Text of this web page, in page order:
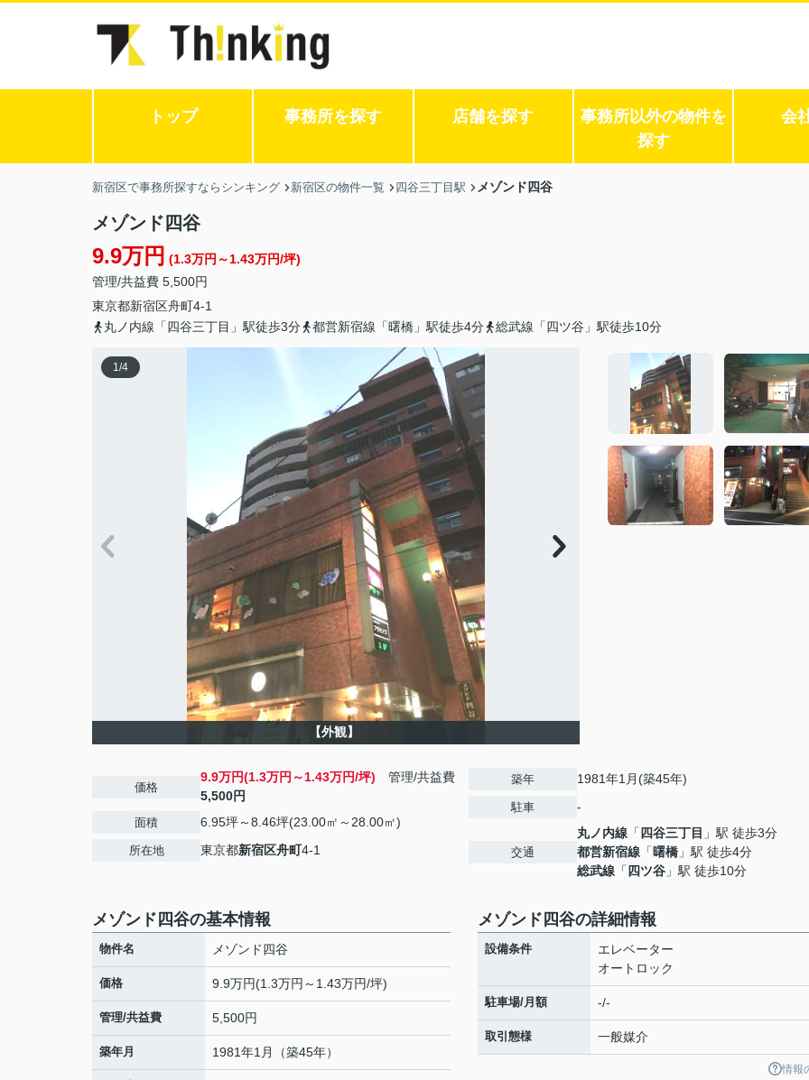
トップ 事務所を探す 店舗を探す
事務所以外の物件を
探す
会
新宿区で事務所探すならシンキング 新宿区の物件一覧 四谷三丁目駅 メゾンド四谷
メゾンド四谷
9.9万円 (1.3万円～1.43万円/坪)
管理/共益費 5,500円
東京都新宿区舟町4-1
丸ノ内線「四谷三丁目」駅徒歩3分
都営新宿線「曙橋」駅徒歩4分 総武線「四ツ谷」駅徒歩10分
1/4
【外観】
価格
9.9万円(1.3万円～1.43万円/坪) 管理/共益費
5,500円
面積 6.95坪～8.46坪(23.00㎡～28.00㎡)
所在地 東京都新宿区舟町4-1
築年 1981年1月(築45年)
駐車 -
交通
丸ノ内線 「 四谷三丁目 」駅 徒歩3分
都営新宿線 「曙橋 」駅 徒歩4分
総武線 「 四ツ谷 」駅 徒歩10分
メゾンド四谷の基本情報
物件名 メゾンド四谷
価格 9.9万円(1.3万円～1.43万円/坪)
管理/共益費 5,500円
築年月 1981年1月（築45年）
メゾンド四谷の詳細情報
設備条件
エレベーター
オートロック
駐車場/月額 -/-
取引態様 一般媒介
情報